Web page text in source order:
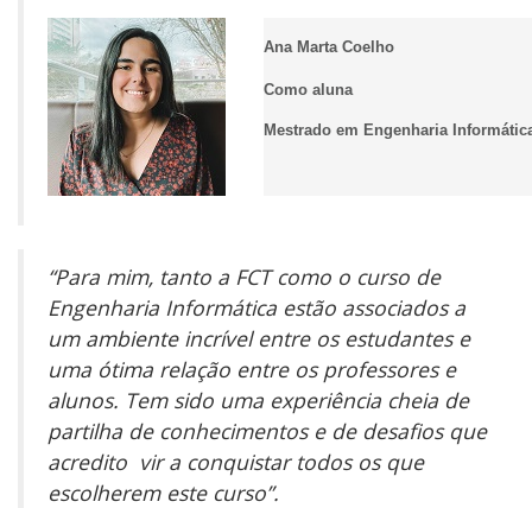
Ana Marta Coelho
Como aluna
Mestrado em Engenharia
“Para mim, tanto a FCT como o curso de
Engenharia Informática estão associados a
um ambiente incrível entre os estudantes e
uma ótima relação entre os professores e
alunos. Tem sido uma experiência cheia de
partilha de conhecimentos e de desafios que
acredito vir a conquistar todos os que
escolherem este curso”.